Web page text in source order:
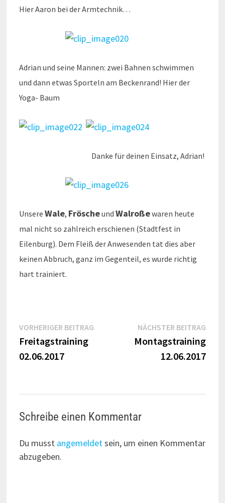
Hier Aaron bei der Armtechnik…
Adrian und seine Mannen: zwei Bahnen schwimmen
und dann etwas Sporteln am Beckenrand! Hier der
Yoga- Baum
Danke für deinen Einsatz, Adrian!
Unsere Wale, Fröscheund Walroßewaren heute
mal nicht so zahlreich erschienen (Stadtfest in
Eilenburg). Dem Fleiß der Anwesenden tat dies aber
keinen Abbruch, ganz im Gegenteil, es wurde richtig
hart trainiert.
Beitragsnavigation
VORHERIGER BEITRAGVorheriger
Freitagstraining
02.06.2017
NÄCHSTER BEITRAG
Montagstraining
12.06.2017
Schreibe einen Kommentar
Du musst angemeldetsein, um einen Kommentar
abzugeben.